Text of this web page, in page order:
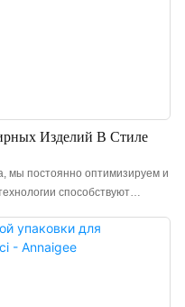
Изделий В Стиле
мы постоянно оптимизируем и
способствуют
полезными оказываются
бумага, пакеты для